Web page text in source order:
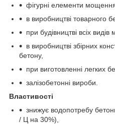
фігурні елементи
в виробництві товарного
при будівництві всіх видів
в виробництві збірних
бетону,
при виготовленні легких
залізобетонні вироби.
Властивості
знижує водопотребу
/ Ц на 30%),